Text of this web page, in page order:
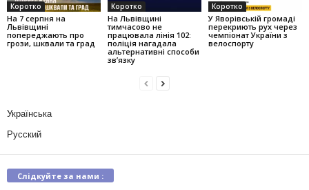
Коротко
На 7 серпня на
Львівщині
попереджають про
грози, шквали та град
Коротко
На Львівщині
тимчасово не
працювала лінія 102:
поліція нагадала
альтернативні способи
зв’язку
Коротко
У Яворівській громаді
перекриють рух через
чемпіонат України з
велоспорту
Українська
Русский
Слідкуйте за нами :